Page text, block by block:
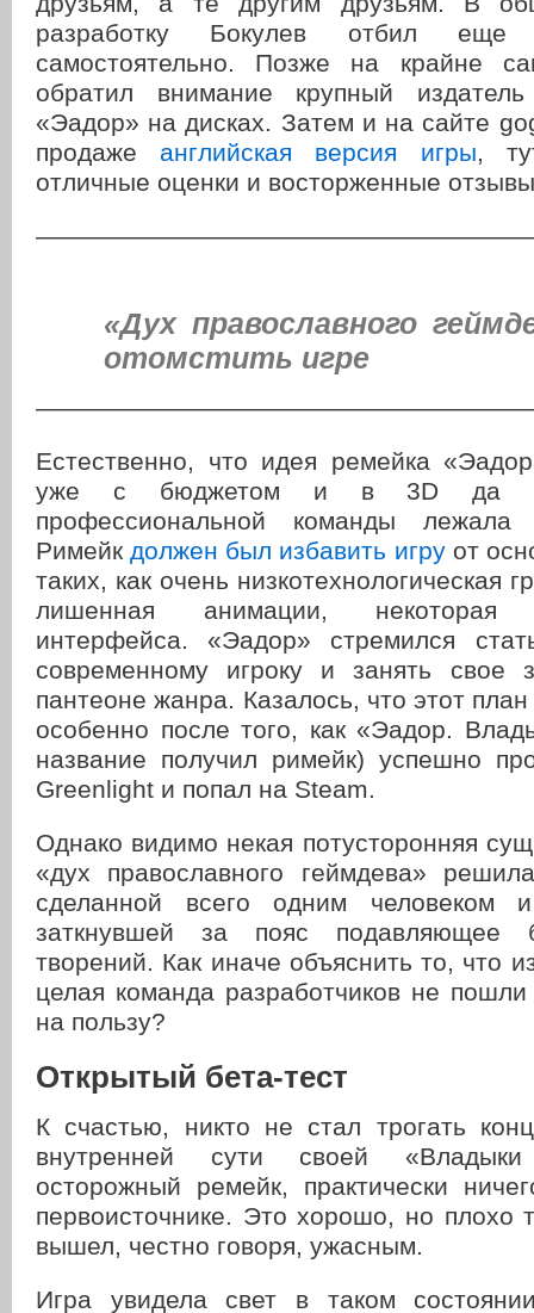
разработку Бокулев отбил еще
самостоятельно. Позже на крайне
обратил внимание крупный
«Эадор» на дисках. Затем и на сайте
продаже английская версия игры,
отличные оценки и восторженные
«Дух православного
отомстить игре
Естественно, что идея ремейка
уже с бюджетом и в 3D да
профессиональной команды лежала
Римейкдолжен был избавить игруот
таких, как очень низкотехнологическая
лишенная анимации, некоторая
интерфейса. «Эадор» стремился
современному игроку и занять свое
пантеоне жанра. Казалось, что этот
особенно после того, как «Эадор.
название получил римейк) успешно
Greenlight и попал на Steam.
Однако видимо некая потусторонняя
«дух православного геймдева»
сделанной всего одним человеком и
заткнувшей за пояс подавляющее
творений. Как иначе объяснить то, что
целая команда разработчиков не
на пользу?
Открытый бета-тест
К счастью, никто не стал трогать
внутренней сути своей
осторожный ремейк, практически
первоисточнике. Это хорошо, но плохо
вышел, честно говоря, ужасным.
Игра увидела свет в таком